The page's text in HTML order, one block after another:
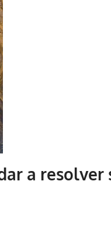
a resolver